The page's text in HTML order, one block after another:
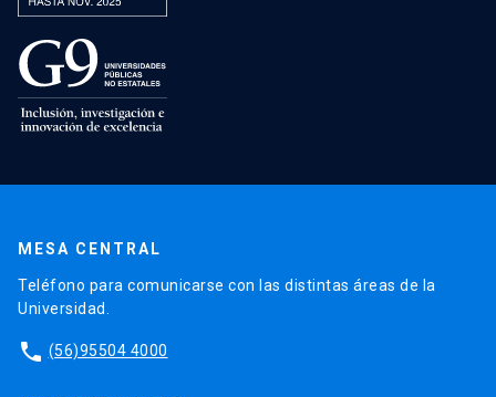
MESA CENTRAL
Teléfono para comunicarse con las distintas áreas de la
Universidad.
phone (56)95504 4000